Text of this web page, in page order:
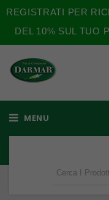
REGISTRATI PER
DEL 10% SUL TUO
MENU